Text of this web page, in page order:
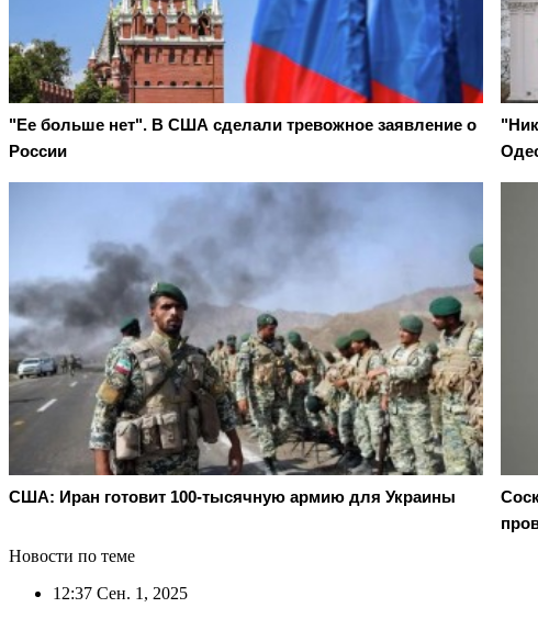
"Ее больше нет". В США сделали тревожное заявление о
России
США: Иран готовит 100-тысячную армию для Украины
Новости по теме
12:37 Сен. 1, 2025